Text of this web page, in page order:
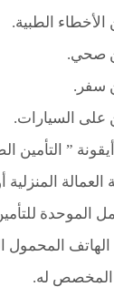
الأخطاء الطبية.
صحي.
سفر.
على السيارات.
” التأمين
العمالة المنزلية
الموحدة
الهاتف المحمول
له.